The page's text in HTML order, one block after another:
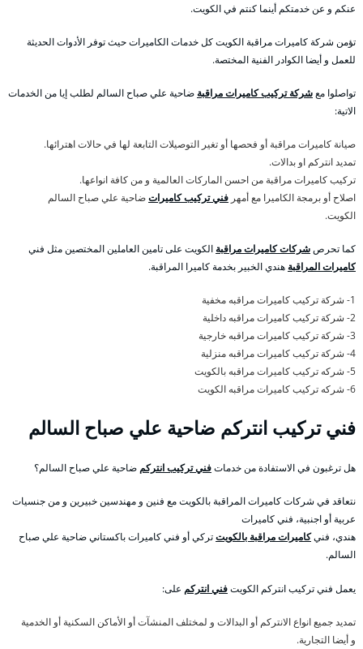
عنكم و عن خدمتكم أينما كنتم في الكويت.
تؤمن شركة كاميرات مراقبة الكويت كل خدمات الكاميرات حيث توفر الأدوات الحديثة
للعمل و أيضا الكوادر الفنية المختصة.
تواصلوا معشركة تركيب كاميرات مراقبة ضاحية علي صباح السالم لطلب إيا من الخدمات
الاتية:
صيانة كاميرات مراقبة أو فحصها أو تغير التوصيلات التابعة لها في حالات اهترائها.
تمديد انتركم او بدالات.
تركيب كاميرات مراقبة من احسن الماركات العالمية و من كافة انواعها.
اصلاح أو برمجة الكاميرا مع أمهر فني تركيب كاميراتضاحية علي صباح السالم
الكويت.
كما تحرصشركات كاميرات مراقبة الكويت على تامين العاملين المختصين مثل فني
كاميرات المراقبة هندي الخبير بخدمة كاميرا المراقبة.
1- شركة تركيب كاميرات مراقبه مخفية
2- شركة تركيب كاميرات مراقبه داخلية
3- شركة تركيب كاميرات مراقبه خارجية
4- شركة تركيب كاميرات مراقبه منزلية
5- شركه تركيب كاميرات مراقبه بالكويت
6- شركه تركيب كاميرات مراقبه الكويت
فني تركيب انتركم ضاحية علي صباح السالم
هل ترغبون في الاستفادة من خدماتفني تركيب انتركم ضاحية علي صباح السالم؟
نتعاقد في شركات كاميرات المراقبة بالكويت مع فنين و مهندسين خبيرين و من جنسيات
عربية أو اجنبية، فني كاميرات
هندي، فنيكاميرات مراقبة بالكويتتركي أو فني كاميرات باكستاني ضاحية علي صباح
السالم.
يعمل فني تركيب انتركم الكويتفني انتركم على:
تمديد جميع انواع الانتركم أو البدالات و لمختلف المنشآت أو الأماكن السكنية أو الخدمية
و أيضا التجارية.